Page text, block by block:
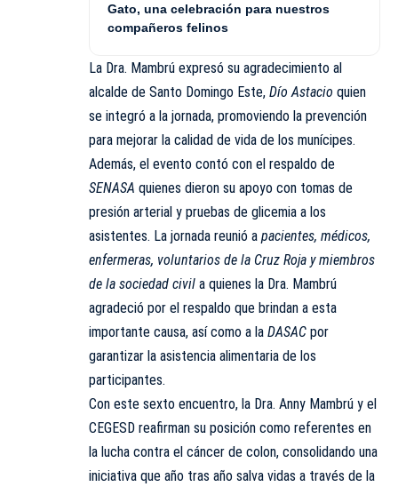
Gato, una celebración para nuestros
compañeros felinos
La Dra. Mambrú expresó su agradecimiento al
alcalde de Santo Domingo Este, Dío Astacio quien
se integró a la jornada, promoviendo la prevención
para mejorar la calidad de vida de los munícipes.
Además, el evento contó con el respaldo de
SENASA quienes dieron su apoyo con tomas de
presión arterial y pruebas de glicemia a los
asistentes. La jornada reunió a pacientes, médicos,
enfermeras, voluntarios de la Cruz Roja y miembros
de la sociedad civil a quienes la Dra. Mambrú
agradeció por el respaldo que brindan a esta
importante causa, así como a la DASAC por
garantizar la asistencia alimentaria de los
participantes.
Con este sexto encuentro, la Dra. Anny Mambrú y el
CEGESD reafirman su posición como referentes en
la lucha contra el cáncer de colon, consolidando una
iniciativa que año tras año salva vidas a través de la